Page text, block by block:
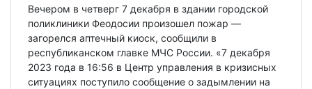
Вечером в четверг 7 декабря в здании городской
поликлиники Феодосии произошел пожар —
загорелся аптечный киоск, сообщили в
республиканском главке МЧС России. «7 декабря
2023 года в 16:56 в Центр управления в кризисных
ситуациях поступило сообщение о задымлении на